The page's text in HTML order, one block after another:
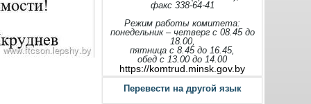
факс 338-64-41
Режим работы комитета:
понедельник – четверг с 08.45 до
18.00,
пятница с 8.45 до 16.45,
обед с 13.00 до 14.00
https://komtrud.minsk.gov.by
Перевести на другой язык